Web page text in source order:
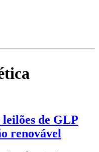
de GLP
renovável